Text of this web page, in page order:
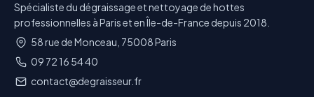
Spécialiste du dégraissage et nettoyage de hottes
professionnelles à Paris et en Île-de-France depuis 2018.
58 rue de Monceau, 75008 Paris
09 72 16 54 40
contact@degraisseur.fr